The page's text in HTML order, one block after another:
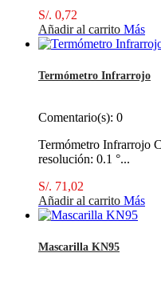
S/. 0,72
Añadir al carrito Más
Termómetro Infrarrojo
Comentario(s): 0
Termómetro Infrarrojo
resolución: 0.1 °...
S/. 71,02
Añadir al carrito Más
Mascarilla KN95